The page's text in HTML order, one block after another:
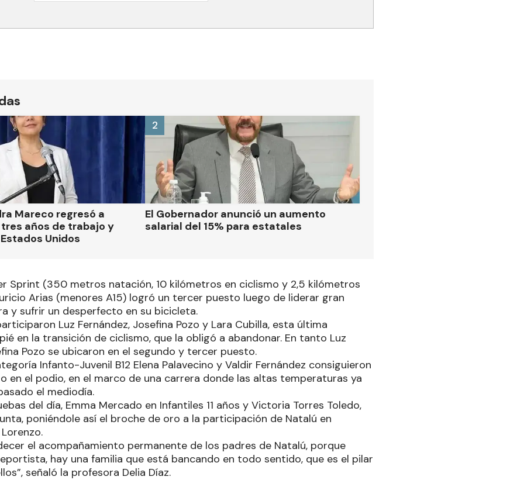
Mareco regresó a
años de trabajo y
Unidos
El Gobernador anunció un aumento
salarial del 15% para estatales
2
Sprint (350 metros natación, 10 kilómetros en ciclismo y 2,5 kilómetros
Arias (menores A15) logró un tercer puesto luego de liderar gran
y sufrir un desperfecto en su bicicleta.
Luz Fernández, Josefina Pozo y Lara Cubilla, esta última
en la transición de ciclismo, que la obligó a abandonar. En tanto Luz
Pozo se ubicaron en el segundo y tercer puesto.
Infanto-Juvenil B12 Elena Palavecino y Valdir Fernández consiguieron
en el podio, en el marco de una carrera donde las altas temperaturas ya
el mediodía.
del día, Emma Mercado en Infantiles 11 años y Victoria Torres Toledo,
poniéndole así el broche de oro a la participación de Natalú en
el acompañamiento permanente de los padres de Natalú, porque
hay una familia que está bancando en todo sentido, que es el pilar
señaló la profesora Delia Díaz.